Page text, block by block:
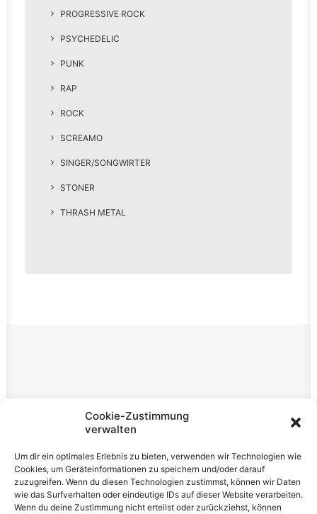
Cookie-Zustimmung
verwalten
Um dir ein optimales Erlebnis zu bieten, verwenden wir Technologien wie
Cookies, um Geräteinformationen zu speichern und/oder darauf
zuzugreifen. Wenn du diesen Technologien zustimmst, können wir Daten
wie das Surfverhalten oder eindeutige IDs auf dieser Website verarbeiten.
Wenn du deine Zustimmung nicht erteilst oder zurückziehst, können
PROGRESSIVE ROCK
PSYCHEDELIC
PUNK
RAP
ROCK
SCREAMO
SINGER/SONGWIRTER
STONER
THRASH METAL
Rechtliches
Datenschutzerklärung
Cookie-Richtlinie (EU)